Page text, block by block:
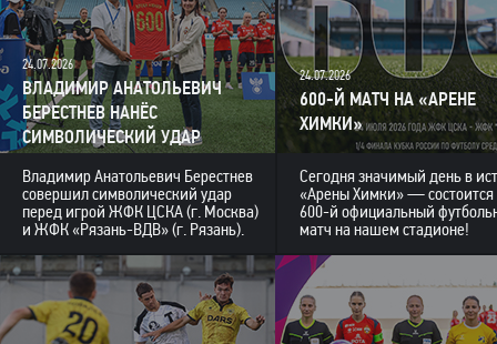
24.07.2026
ВЛАДИМИР АНАТОЛЬЕВИЧ
БЕРЕСТНЕВ НАНЁС
СИМВОЛИЧЕСКИЙ УДАР
Владимир Анатольевич Берестнев
совершил символический удар
перед игрой ЖФК ЦСКА (г. Москва)
и ЖФК «Рязань-ВДВ» (г. Рязань).
24.07.2026
600-Й МАТЧ НА «АРЕНЕ
ХИМКИ»
Сегодня значимый день в
«Арены Химки» — состоится
600-й официальный
матч на нашем стадионе!